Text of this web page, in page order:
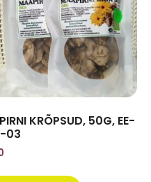
KRÕPSUD, 50G, EE-
03